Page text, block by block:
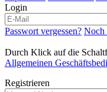
Login
Passwort vergessen? Noch
Durch Klick auf die
Allgemeinen
Registrieren